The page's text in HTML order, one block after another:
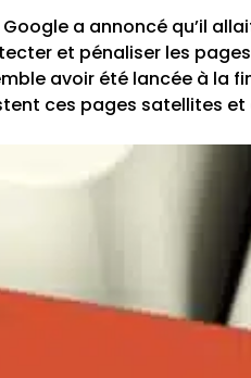
Google a annoncé qu’il
et pénaliser les
avoir été lancée à la
ces pages satellites